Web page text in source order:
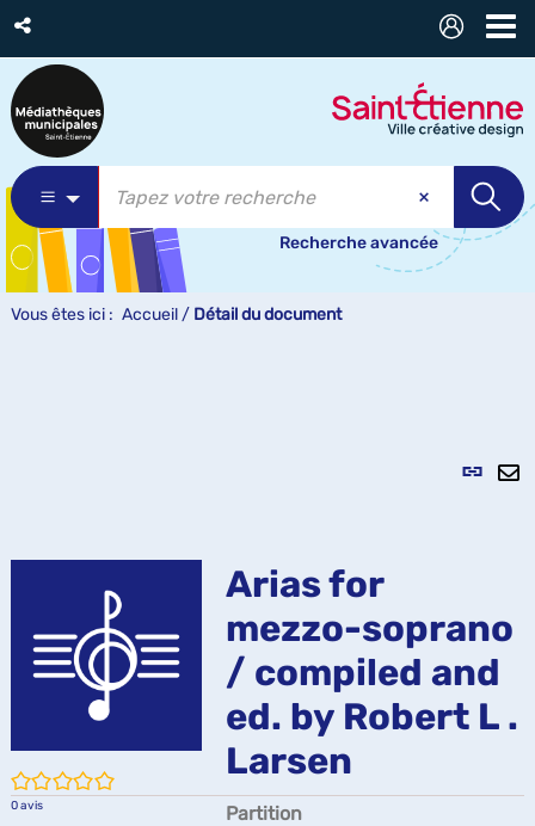
Recherche avancée
Vous êtes ici : Accueil / Détail du document
Lien
/5
0avis
Arias for
mezzo-soprano
/ compiled and
ed. by Robert L .
Larsen
Partition